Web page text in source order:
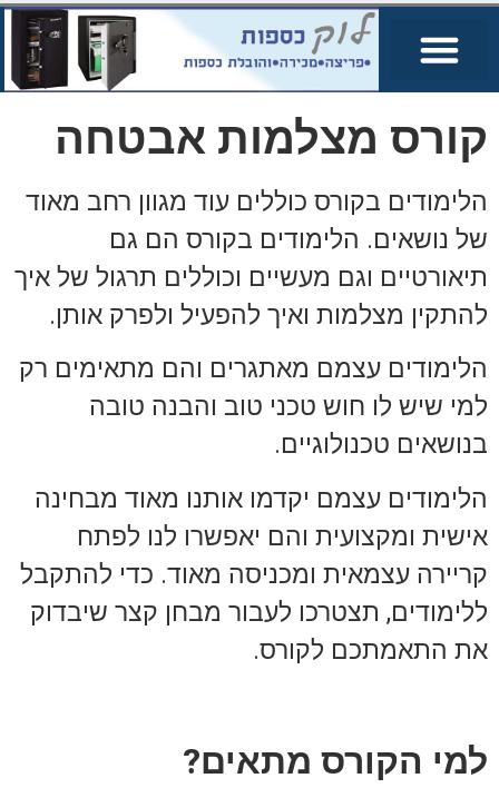
קורס מצלמות אבטחה
הלימודים בקורס כוללים עוד מגוון רחב מאוד
של נושאים. הלימודים בקורס הם גם
תיאורטיים וגם מעשיים וכוללים תרגול של איך
להתקין מצלמות ואיך להפעיל ולפרק אותן.
הלימודים עצמם מאתגרים והם מתאימים רק
למי שיש לו חוש טכני טוב והבנה טובה
בנושאים טכנולוגיים.
הלימודים עצמם יקדמו אותנו מאוד מבחינה
אישית ומקצועית והם יאפשרו לנו לפתח
קריירה עצמאית ומכניסה מאוד. כדי להתקבל
ללימודים, תצטרכו לעבור מבחן קצר שיבדוק
את התאמתכם לקורס.
למי הקורס מתאים?